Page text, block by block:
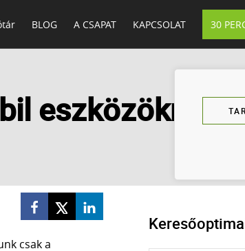
BLOG A CSAPAT KAPCSOLAT 30
eszközökre
csak a